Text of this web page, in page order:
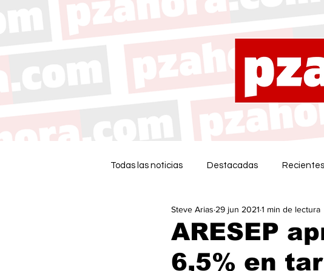
Todas las noticias Destacadas Recientes
ARESEP
6,5% en
Steve Arias 29 jun 2021 1 min de lectura